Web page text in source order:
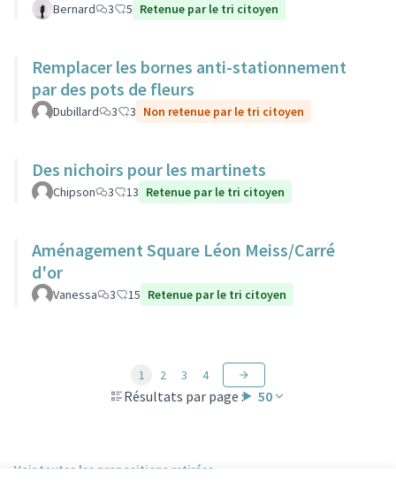
Bernard 3 5 Retenue par le tri citoyen
Remplacer les bornes anti-stationnement
par des pots de fleurs
Dubillard 3 3 Non retenue par le tri citoyen
Des nichoirs pour les martinets
Chipson 3 13 Retenue par le tri citoyen
Aménagement Square Léon Meiss/Carré
d'or
Vanessa 3 15 Retenue par le tri citoyen
Résultats par page : 50
1 2 3 4
Voir toutes les propositions retirées